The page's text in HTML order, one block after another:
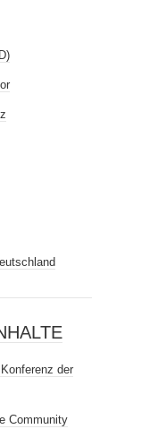
der
Community